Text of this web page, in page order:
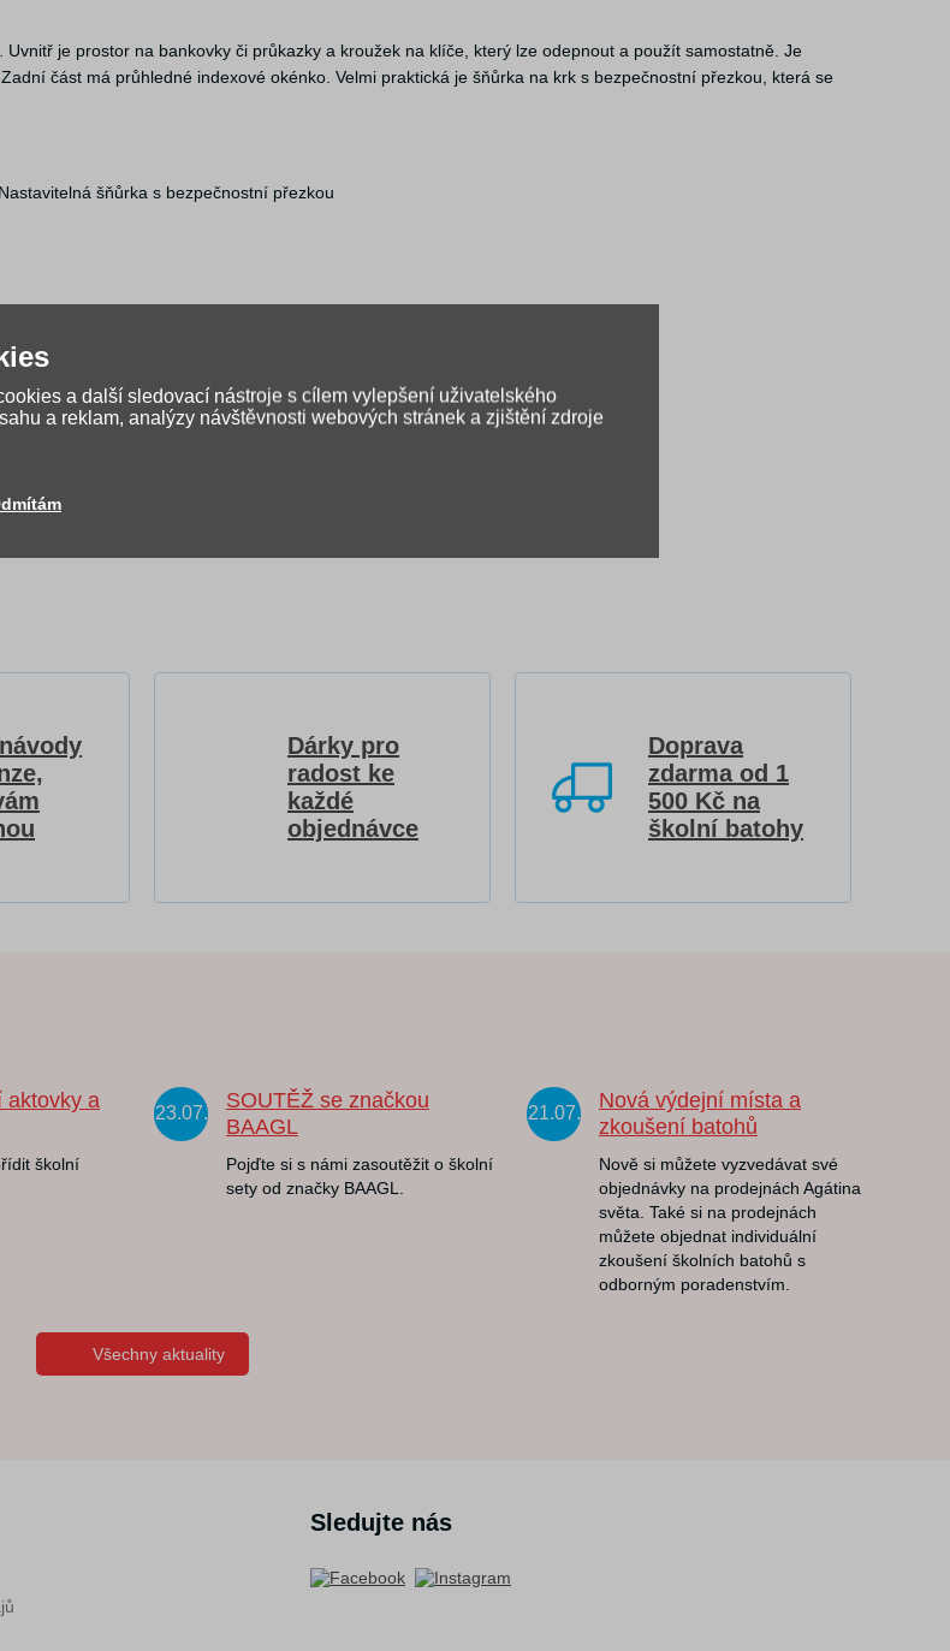
je prostor na bankovky či průkazky a kroužek na klíče, který lze odepnout a použít samostatně. Je
část má průhledné indexové okénko. Velmi praktická je šňůrka na krk s bezpečnostní přezkou, která se
šňůrka s bezpečnostní přezkou
Dárky pro
radost ke
každé
objednávce
Doprava
zdarma od 1
500 Kč na
školní batohy
aktovky a
školní
23.07.
SOUTĚŽ se značkou
BAAGL
Pojďte si s námi zasoutěžit o školní
sety od značky BAAGL.
21.07.
Nová výdejní místa a
zkoušení batohů
Nově si můžete vyzvedávat své
objednávky na prodejnách Agátina
světa. Také si na prodejnách
můžete objednat individuální
zkoušení školních batohů s
odborným poradenstvím.
Všechny aktuality
Sledujte nás
a další sledovací nástroje s cílem vylepšení uživatelského
a reklam, analýzy návštěvnosti webových stránek a zjištění zdroje